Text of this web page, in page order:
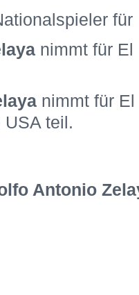
für
nimmt für El
nimmt für
USA teil.
Antonio